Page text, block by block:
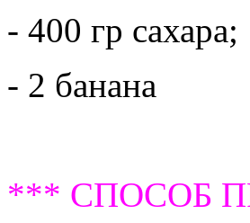
- 400 гр сахара;
- 2 банана
*** СПОСОБ